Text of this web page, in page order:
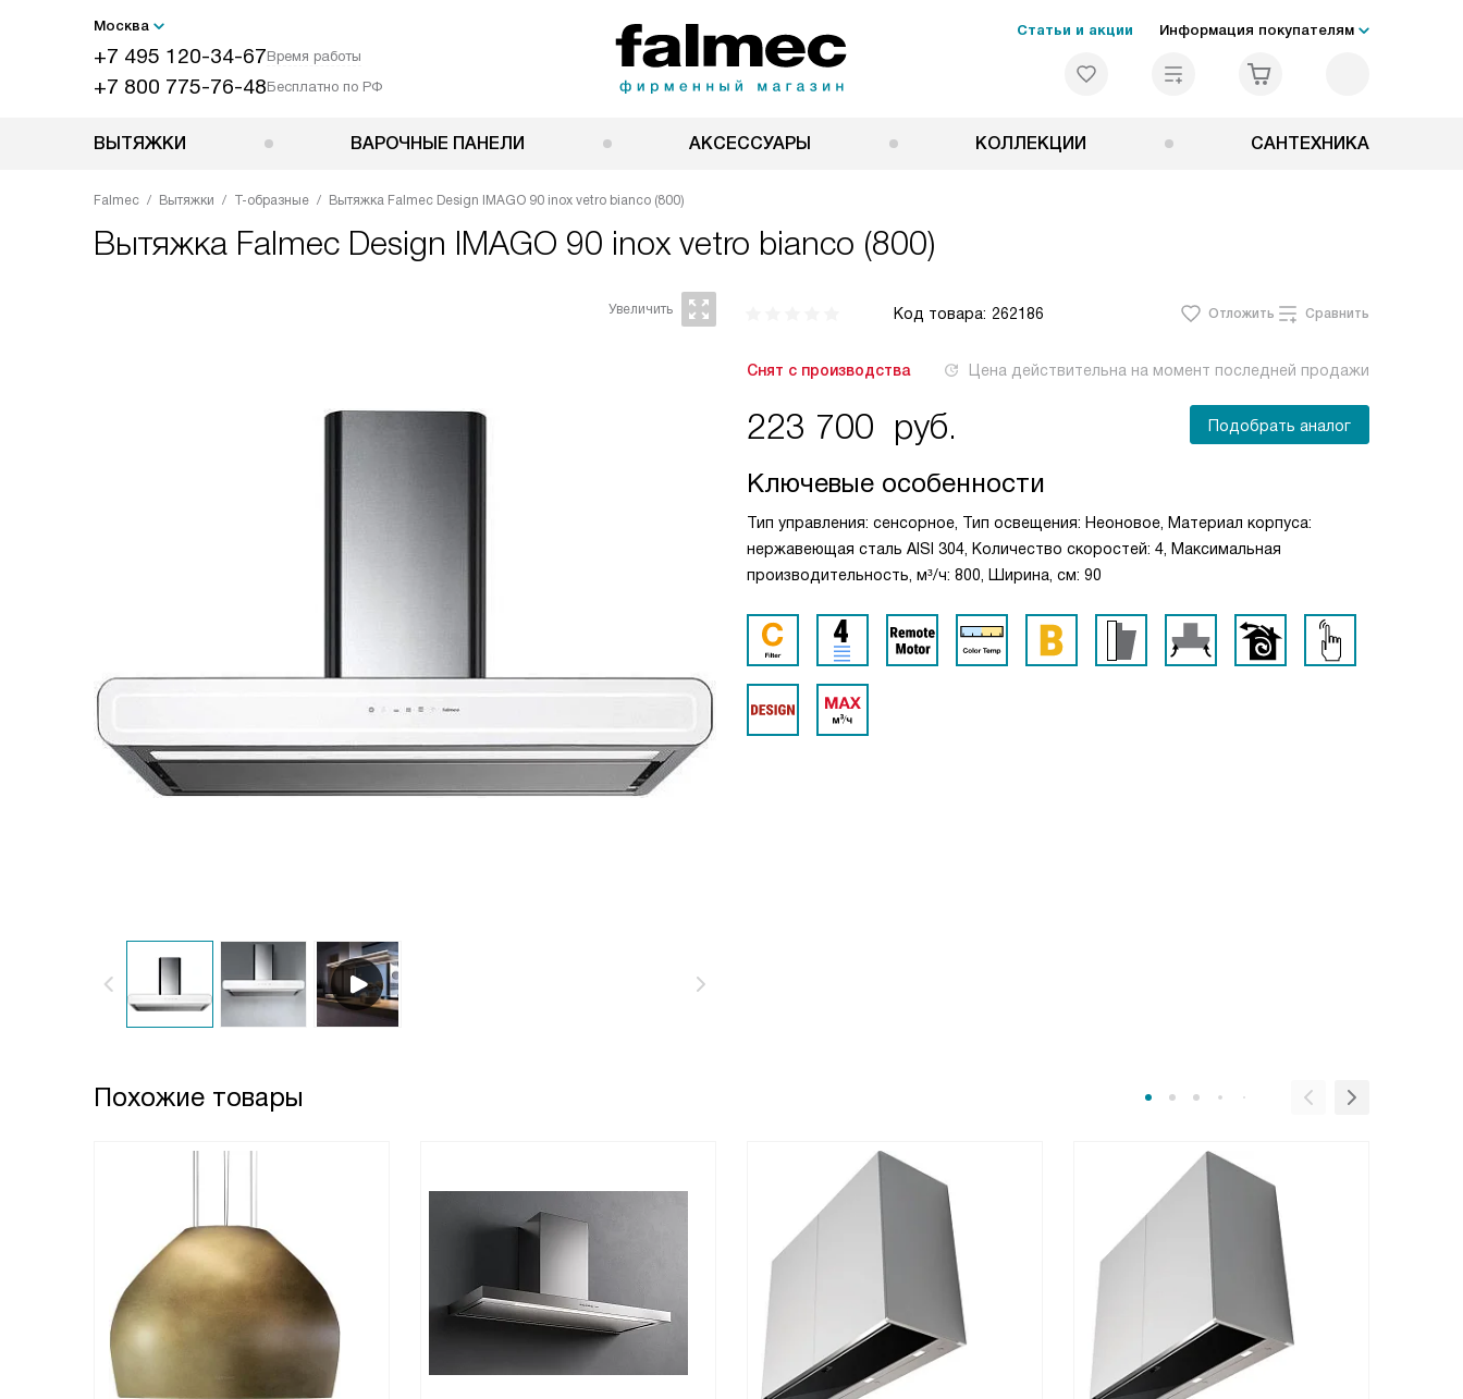
Москва
+7 495 120-34-67Время работы
+7 800 775-76-48Бесплатно по РФ
Статьи и акции Информация покупателям
ВЫТЯЖКИ ВАРОЧНЫЕ ПАНЕЛИ АКСЕССУАРЫ КОЛЛЕКЦИИ САНТЕХНИКА
Falmec Вытяжки Т-образные Вытяжка Falmec Design IMAGO 90 inox vetro bianco (800)
Вытяжка Falmec Design IMAGO 90 inox vetro bianco (800)
Код товара: 262186 Отложить Сравнить
Снят с производства Цена действительна на момент последней продажи
223 700 руб. Подобрать аналог
Ключевые особенности
Тип управления: сенсорное, Тип освещения: Неоновое, Материал корпуса:
нержавеющая сталь AISI 304, Количество скоростей: 4, Максимальная
производительность, м³/ч: 800, Ширина, см: 90
Похожие товары